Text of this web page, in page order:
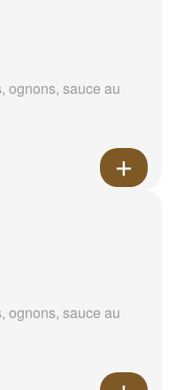
ognons, sauce au
ognons, sauce au